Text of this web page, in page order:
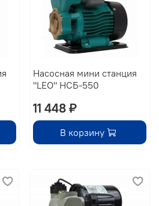
Насосная мини станция
"LEO" НСБ-550
11 448 ₽
В корзину